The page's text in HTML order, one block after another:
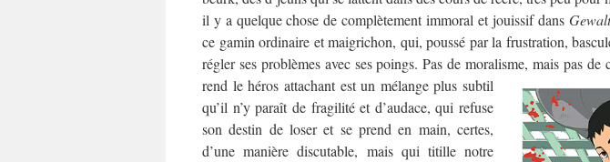
il y a quelque chose de complètement immoral et jouissif dans Gewalt
ce gamin ordinaire et maigrichon, qui, poussé par la frustration,
régler ses problèmes avec ses poings. Pas de moralisme, mais pas
rend le héros attachant est un mélange plus subtil
qu’il n’y paraît de fragilité et d’audace, qui refuse
son destin de loser et se prend en main, certes,
d’une manière discutable, mais qui titille notre